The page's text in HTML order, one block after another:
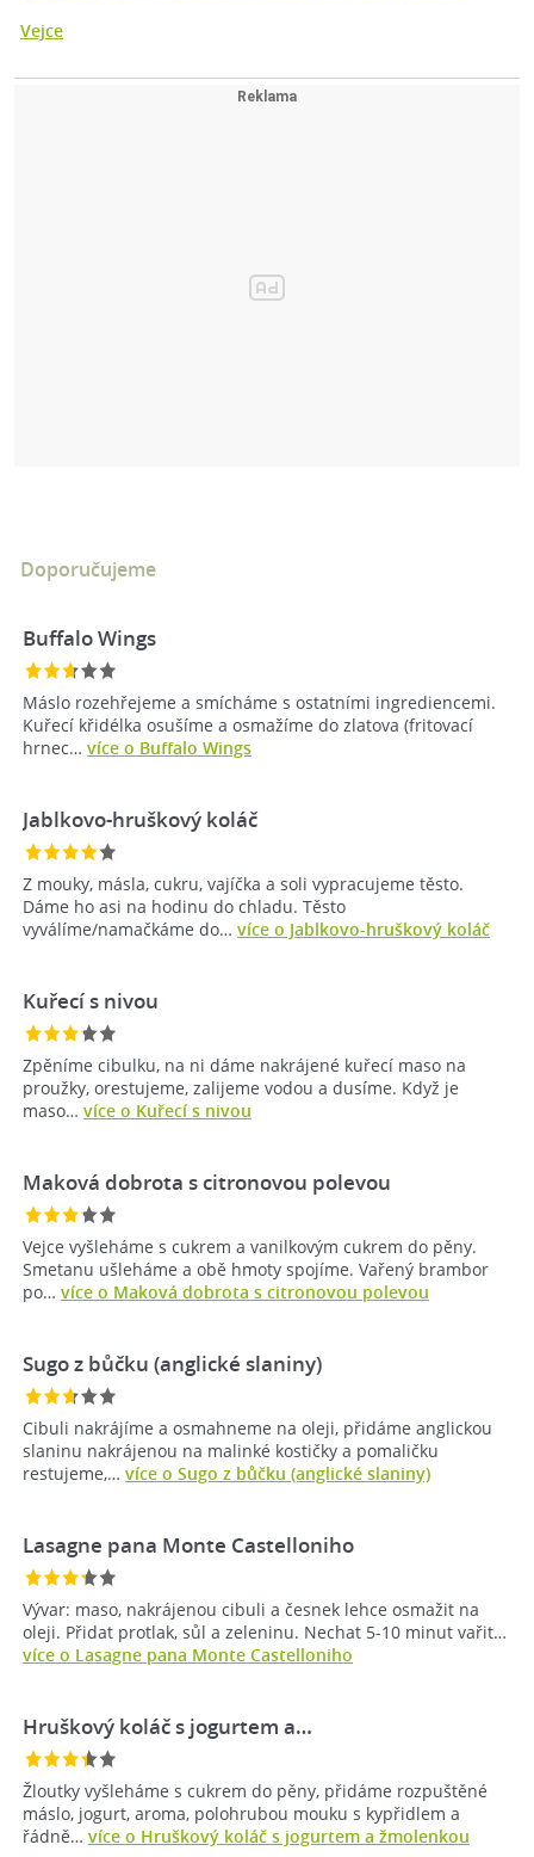
Vejce
Doporučujeme
Buffalo Wings
Máslo rozehřejeme a smícháme s ostatními ingrediencemi.
Kuřecí křidélka osušíme a osmažíme do zlatova (fritovací
hrnec… více o Buffalo Wings
Jablkovo-hruškový koláč
Z mouky, másla, cukru, vajíčka a soli vypracujeme těsto.
Dáme ho asi na hodinu do chladu. Těsto
vyválíme/namačkáme do… více o Jablkovo-hruškový koláč
Kuřecí s nivou
Zpěníme cibulku, na ni dáme nakrájené kuřecí maso na
proužky, orestujeme, zalijeme vodou a dusíme. Když je
maso… více o Kuřecí s nivou
Maková dobrota s citronovou polevou
Vejce vyšleháme s cukrem a vanilkovým cukrem do pěny.
Smetanu ušleháme a obě hmoty spojíme. Vařený brambor
po… více o Maková dobrota s citronovou polevou
Sugo z bůčku (anglické slaniny)
Cibuli nakrájíme a osmahneme na oleji, přidáme anglickou
slaninu nakrájenou na malinké kostičky a pomaličku
restujeme,… více o Sugo z bůčku (anglické slaniny)
Lasagne pana Monte Castelloniho
Vývar: maso, nakrájenou cibuli a česnek lehce osmažit na
oleji. Přidat protlak, sůl a zeleninu. Nechat 5-10 minut vařit…
více o Lasagne pana Monte Castelloniho
Hruškový koláč s jogurtem a…
Žloutky vyšleháme s cukrem do pěny, přidáme rozpuštěné
máslo, jogurt, aroma, polohrubou mouku s kypřidlem a
řádně… více o Hruškový koláč s jogurtem a žmolenkou